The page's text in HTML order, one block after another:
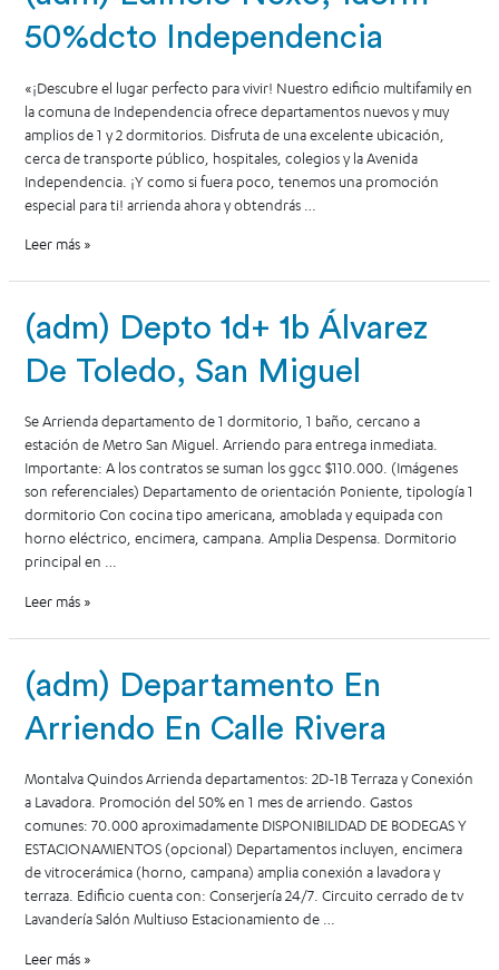
50%dcto Independencia
«¡Descubre el lugar perfecto para vivir! Nuestro edificio multifamily en
la comuna de Independencia ofrece departamentos nuevos y muy
amplios de 1 y 2 dormitorios. Disfruta de una excelente ubicación,
cerca de transporte público, hospitales, colegios y la Avenida
Independencia. ¡Y como si fuera poco, tenemos una promoción
especial para ti! arrienda ahora y obtendrás …
Leer más »
(adm) Depto 1d+ 1b Álvarez
De Toledo, San Miguel
Se Arrienda departamento de 1 dormitorio, 1 baño, cercano a
estación de Metro San Miguel. Arriendo para entrega inmediata.
Importante: A los contratos se suman los ggcc $110.000. (Imágenes
son referenciales) Departamento de orientación Poniente, tipología 1
dormitorio Con cocina tipo americana, amoblada y equipada con
horno eléctrico, encimera, campana. Amplia Despensa. Dormitorio
principal en …
Leer más »
(adm) Departamento En
Arriendo En Calle Rivera
Montalva Quindos Arrienda departamentos: 2D-1B Terraza y Conexión
a Lavadora. Promoción del 50% en 1 mes de arriendo. Gastos
comunes: 70.000 aproximadamente DISPONIBILIDAD DE BODEGAS Y
ESTACIONAMIENTOS (opcional) Departamentos incluyen, encimera
de vitrocerámica (horno, campana) amplia conexión a lavadora y
terraza. Edificio cuenta con: Conserjería 24/7. Circuito cerrado de tv
Lavandería Salón Multiuso Estacionamiento de …
Leer más »